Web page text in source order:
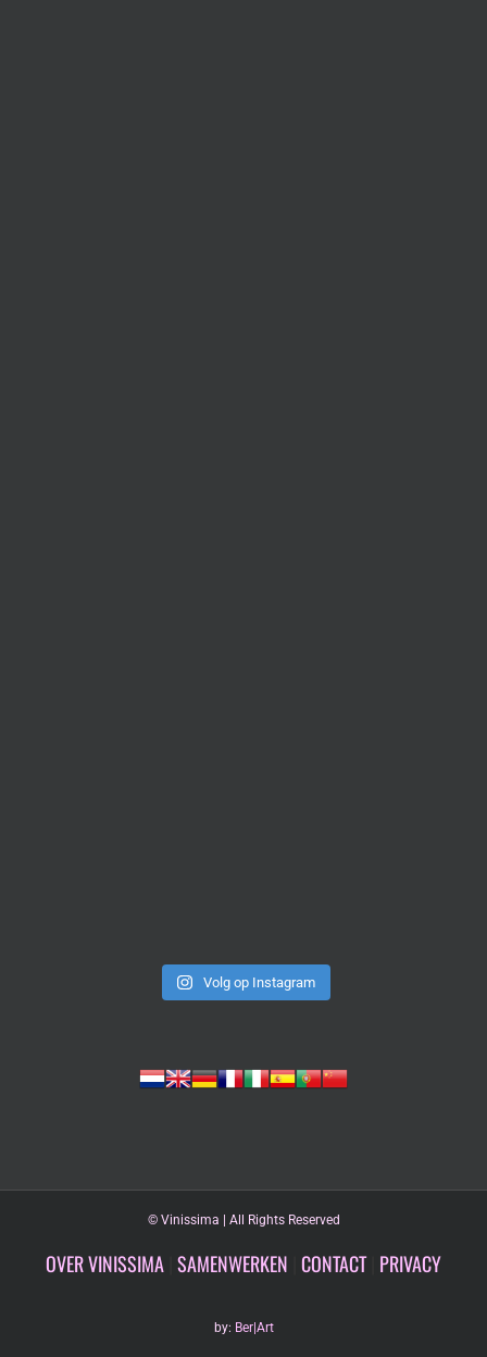
Volg op Instagram
© Vinissima | All Rights Reserved
OVER VINISSIMA SAMENWERKEN CONTACT| PRIVACY
by: Ber|Art